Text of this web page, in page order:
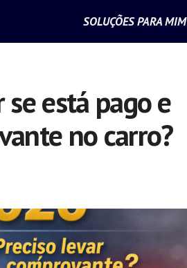
SOLUÇÕES PARA MIM
está pago e
no carro?